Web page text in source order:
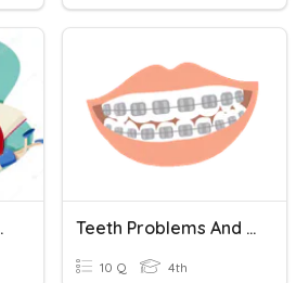
En SP Teeth Problems And Solutions Quiz
10 Q 4th